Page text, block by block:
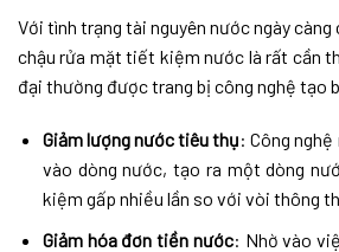
Với tình trạng tài nguyên nước ngày
chậu rửa mặt tiết kiệm nước là rất cần
đại thường được trang bị công nghệ tạo
Giảm lượng nước tiêu thụ: Công
vào dòng nước, tạo ra một dòng
kiệm gấp nhiều lần so với vòi thông
Giảm hóa đơn tiền nước: Nhờ vào